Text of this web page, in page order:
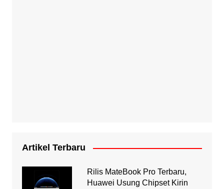
Artikel Terbaru
Rilis MateBook Pro Terbaru,
Huawei Usung Chipset Kirin